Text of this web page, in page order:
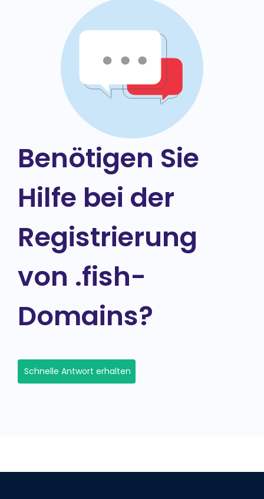
Benötigen Sie
Hilfe bei der
Registrierung
von .fish-
Domains?
Schnelle Antwort erhalten